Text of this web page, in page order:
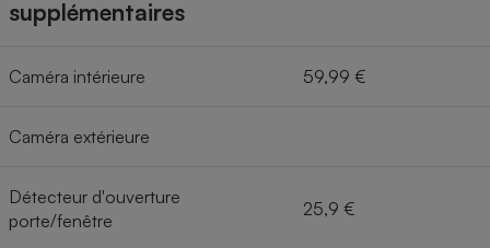
supplémentaires
Caméra intérieure 59,99 €
Caméra extérieure
Détecteur d'ouverture
porte/fenêtre
25,9 €